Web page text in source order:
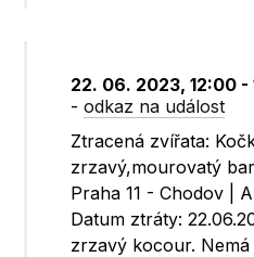
22. 06. 2023, 12:00 -
-odkaz na událost
Ztracená zvířata:
zrzavý,mourovatý
Praha 11 - Chodov |
Datum ztráty:
zrzavý kocour.